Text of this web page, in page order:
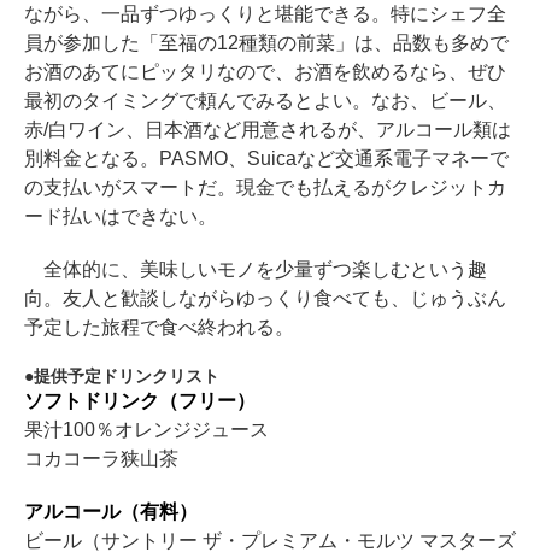
ながら、一品ずつゆっくりと堪能できる。特にシェフ全
員が参加した「至福の12種類の前菜」は、品数も多めで
お酒のあてにピッタリなので、お酒を飲めるなら、ぜひ
最初のタイミングで頼んでみるとよい。なお、ビール、
赤/白ワイン、日本酒など用意されるが、アルコール類は
別料金となる。PASMO、Suicaなど交通系電子マネーで
の支払いがスマートだ。現金でも払えるがクレジットカ
ード払いはできない。
全体的に、美味しいモノを少量ずつ楽しむという趣
向。友人と歓談しながらゆっくり食べても、じゅうぶん
予定した旅程で食べ終われる。
提供予定ドリンクリスト
ソフトドリンク（フリー）
果汁100％オレンジジュース
コカコーラ狭山茶
アルコール（有料）
ビール（サントリー ザ・プレミアム・モルツ マスターズ